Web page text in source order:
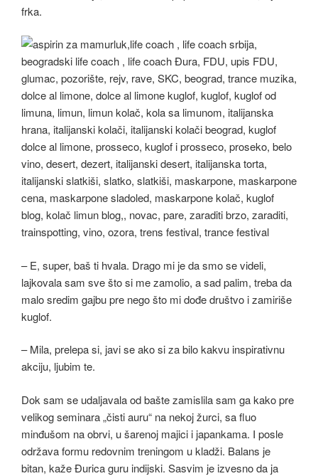
frka.
– E, super, baš ti hvala. Drago mi je da smo se videli,
lajkovala sam sve što si me zamolio, a sad palim, treba da
malo sredim gajbu pre nego što mi dođe društvo i zamiriše
kuglof.
– Mila, prelepa si, javi se ako si za bilo kakvu inspirativnu
akciju, ljubim te.
Dok sam se udaljavala od bašte zamislila sam ga kako pre
velikog seminara „čisti auru“ na nekoj žurci, sa fluo
minđušom na obrvi, u šarenoj majici i japankama. I posle
održava formu redovnim treningom u kladži. Balans je
bitan, kaže Đurica guru indijski. Sasvim je izvesno da ja